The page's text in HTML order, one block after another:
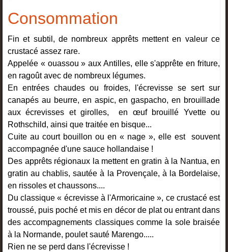
Consommation
Fin et subtil, de nombreux apprêts mettent en valeur ce
crustacé assez rare.
Appelée « ouassou » aux Antilles, elle s'apprête en friture,
en ragoût avec de nombreux légumes.
En entrées chaudes ou froides, l'écrevisse se sert sur
canapés au beurre, en aspic, en gaspacho, en brouillade
aux écrevisses et girolles, en œuf brouillé Yvette ou
Rothschild, ainsi que traitée en bisque...
Cuite au court bouillon ou en « nage », elle est souvent
accompagnée d'une sauce hollandaise !
Des apprêts régionaux la mettent en gratin à la Nantua, en
gratin au chablis, sautée à la Provençale, à la Bordelaise,
en rissoles et chaussons....
Du classique « écrevisse à l'Armoricaine », ce crustacé est
troussé, puis poché et mis en décor de plat ou entrant dans
des accompagnements classiques comme la sole braisée
à la Normande, poulet sauté Marengo.....
Rien ne se perd dans l'écrevisse !